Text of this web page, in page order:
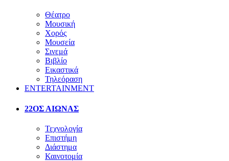
Θέατρο
Μουσική
Χορός
Μουσεία
Σινεμά
Βιβλίο
Εικαστικά
Τηλεόραση
ENTERTAINMENT
22ΟΣ ΑΙΩΝΑΣ
Τεχνολογία
Επιστήμη
Διάστημα
Καινοτομία